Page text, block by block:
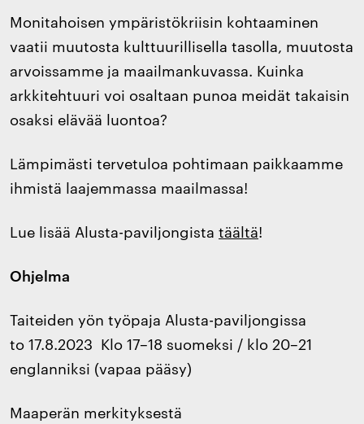
Monitahoisen ympäristökriisin kohtaaminen
vaatii muutosta kulttuurillisella tasolla, muutosta
arvoissamme ja maailmankuvassa. Kuinka
arkkitehtuuri voi osaltaan punoa meidät takaisin
osaksi elävää luontoa?
Lämpimästi tervetuloa pohtimaan paikkaamme
ihmistä laajemmassa maailmassa!
Lue lisää Alusta-paviljongista täältä!
Ohjelma
Taiteiden yön työpaja Alusta-paviljongissa
to 17.8.2023 Klo 17–18 suomeksi / klo 20–21
englanniksi (vapaa pääsy)
Maaperän merkityksestä